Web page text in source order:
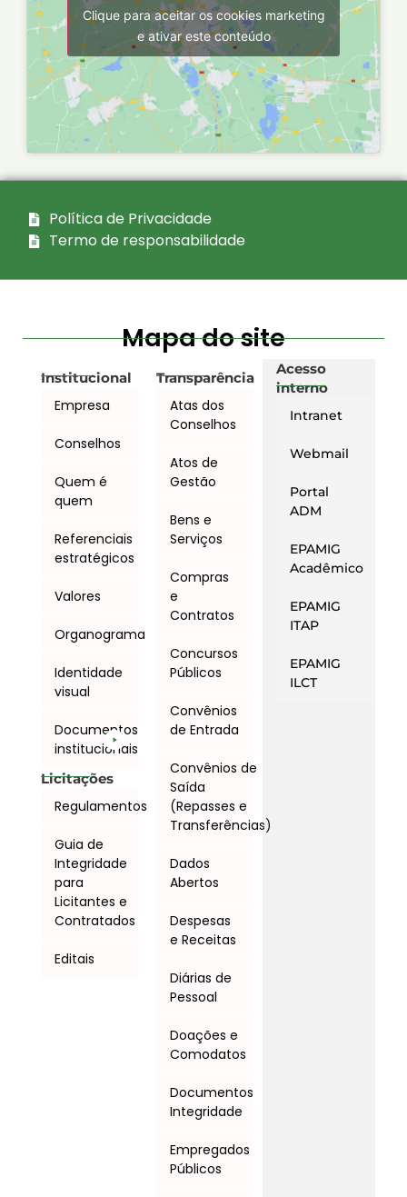
Clique para aceitar os cookies marketing
e ativar este conteúdo
Política de Privacidade
Termo de responsabilidade
Mapa do site
Institucional
Empresa
Conselhos
Quem é
quem
Referenciais
estratégicos
Valores
Organograma
Identidade
visual
Documentos
institucionais
Licitações
Regulamentos
Guia de
Integridade
para
Licitantes e
Contratados
Editais
Transparência
Atas dos
Conselhos
Atos de
Gestão
Bens e
Serviços
Compras
e
Contratos
Concursos
Públicos
Convênios
de Entrada
Convênios de
Saída
(Repasses e
Transferências)
Dados
Abertos
Despesas
e Receitas
Diárias de
Pessoal
Doações e
Comodatos
Documentos
Integridade
Empregados
Públicos
Acesso
interno
Intranet
Webmail
Portal
ADM
EPAMIG
Acadêmico
EPAMIG
ITAP
EPAMIG
ILCT